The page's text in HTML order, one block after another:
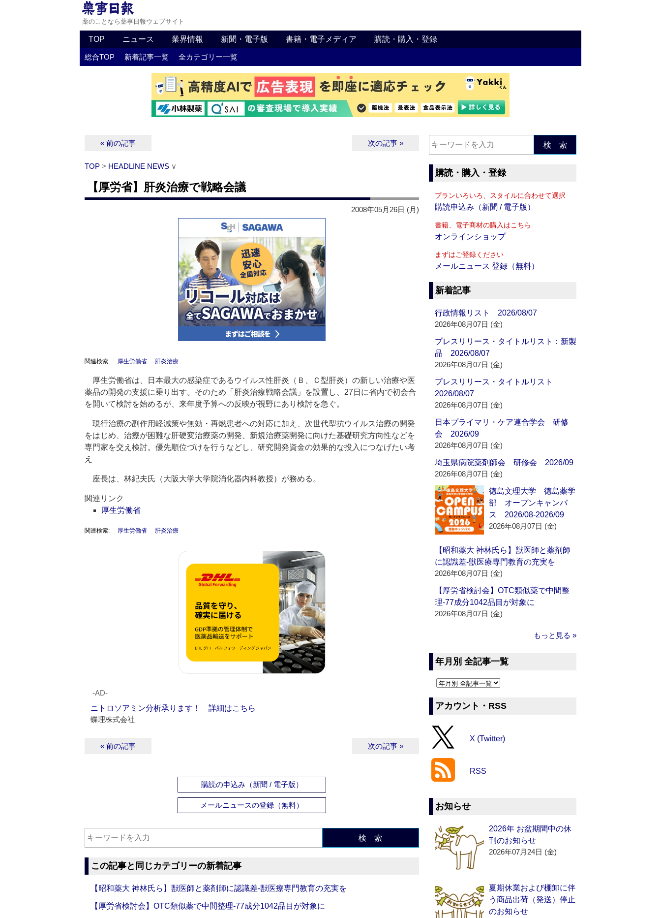
薬のことなら薬事日報ウェブサイト
TOP ニュース 業界情報 新聞・電子版 書籍・電子メディア 購読・購入・登録
総合TOP 新着記事一覧 全カテゴリー一覧
« 前の記事 次の記事 »
TOP > HEADLINE NEWS ∨
【厚労省】肝炎治療で戦略会議
2008年05月26日 (月)
関連検索: 厚生労働省 肝炎治療
厚生労働省は、日本最大の感染症であるウイルス性肝炎（Ｂ、Ｃ型肝炎）の新しい治療や医
薬品の開発の支援に乗り出す。そのため「肝炎治療戦略会議」を設置し、27日に省内で初会合
を開いて検討を始めるが、来年度予算への反映が視野にあり検討を急ぐ。
現行治療の副作用軽減策や無効・再燃患者への対応に加え、次世代型抗ウイルス治療の開発
をはじめ、治療が困難な肝硬変治療薬の開発、新規治療薬開発に向けた基礎研究方向性などを
専門家を交え検討。優先順位づけを行うなどし、研究開発資金の効果的な投入につなげたい考
え
座長は、林紀夫氏（大阪大学大学院消化器内科教授）が務める。
関連リンク
厚生労働省
関連検索: 厚生労働省 肝炎治療
‐AD‐
ニトロソアミン分析承ります！ 詳細はこちら
蝶理株式会社
« 前の記事 次の記事 »
購読の申込み（新聞 / 電子版）
メールニュースの登録（無料）
検 索
この記事と同じカテゴリーの新着記事
【昭和薬大 神林氏ら】獣医師と薬剤師に認識差‐獣医療専門教育の充実を
【厚労省検討会】OTC類似薬で中間整理‐77成分1042品目が対象に
検 索
購読・購入・登録
プランいろいろ、スタイルに合わせて選択
購読申込み（新聞 / 電子版）
書籍、電子商材の購入はこちら
オンラインショップ
まずはご登録ください
メールニュース 登録（無料）
新着記事
行政情報リスト 2026/08/07
2026年08月07日 (金)
プレスリリース・タイトルリスト：新製
品 2026/08/07
2026年08月07日 (金)
プレスリリース・タイトルリスト
2026/08/07
2026年08月07日 (金)
日本プライマリ・ケア連合学会 研修
会 2026/09
2026年08月07日 (金)
埼玉県病院薬剤師会 研修会 2026/09
2026年08月07日 (金)
徳島文理大学 徳島薬学
部 オープンキャンパ
ス 2026/08-2026/09
2026年08月07日 (金)
【昭和薬大 神林氏ら】獣医師と薬剤師
に認識差‐獣医療専門教育の充実を
2026年08月07日 (金)
【厚労省検討会】OTC類似薬で中間整
理‐77成分1042品目が対象に
2026年08月07日 (金)
もっと見る »
年月別 全記事一覧
アカウント・RSS
X (Twitter)
RSS
お知らせ
2026年 お盆期間中の休
刊のお知らせ
2026年07月24日 (金)
夏期休業および棚卸に伴
う商品出荷（発送）停止
のお知らせ